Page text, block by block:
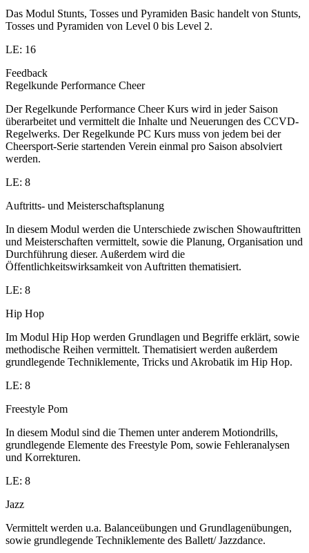
Das Modul Stunts, Tosses und Pyramiden Basic handelt von Stunts,
Tosses und Pyramiden von Level 0 bis Level 2.
LE: 16
Feedback
Regelkunde Performance Cheer
Der Regelkunde Performance Cheer Kurs wird in jeder Saison
überarbeitet und vermittelt die Inhalte und Neuerungen des CCVD-
Regelwerks. Der Regelkunde PC Kurs muss von jedem bei der
Cheersport-Serie startenden Verein einmal pro Saison absolviert
werden.
LE: 8
Auftritts- und Meisterschaftsplanung
In diesem Modul werden die Unterschiede zwischen Showauftritten
und Meisterschaften vermittelt, sowie die Planung, Organisation und
Durchführung dieser. Außerdem wird die
Öffentlichkeitswirksamkeit von Auftritten thematisiert.
LE: 8
Hip Hop
Im Modul Hip Hop werden Grundlagen und Begriffe erklärt, sowie
methodische Reihen vermittelt. Thematisiert werden außerdem
grundlegende Techniklemente, Tricks und Akrobatik im Hip Hop.
LE: 8
Freestyle Pom
In diesem Modul sind die Themen unter anderem Motiondrills,
grundlegende Elemente des Freestyle Pom, sowie Fehleranalysen
und Korrekturen.
LE: 8
Jazz
Vermittelt werden u.a. Balanceübungen und Grundlagenübungen,
sowie grundlegende Techniklemente des Ballett/ Jazzdance.